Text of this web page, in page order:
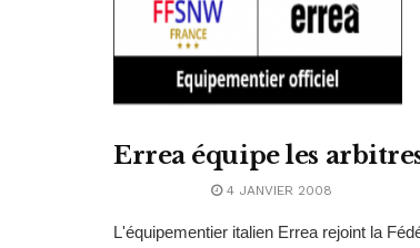
Errea équipe les
4 JANVIER 2008
L'équipementier italien Errea rejoint la